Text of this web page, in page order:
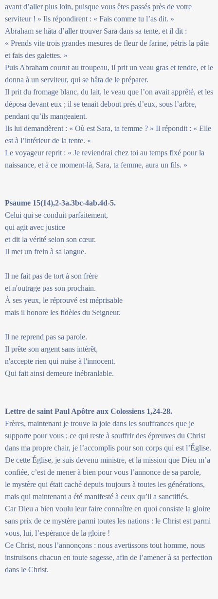
avant d’aller plus loin, puisque vous êtes passés près de votre
serviteur ! » Ils répondirent : « Fais comme tu l’as dit. »
Abraham se hâta d’aller trouver Sara dans sa tente, et il dit :
« Prends vite trois grandes mesures de fleur de farine, pétris la pâte
et fais des galettes. »
Puis Abraham courut au troupeau, il prit un veau gras et tendre, et le
donna à un serviteur, qui se hâta de le préparer.
Il prit du fromage blanc, du lait, le veau que l’on avait apprêté, et les
déposa devant eux ; il se tenait debout près d’eux, sous l’arbre,
pendant qu’ils mangeaient.
Ils lui demandèrent : « Où est Sara, ta femme ? » Il répondit : « Elle
est à l’intérieur de la tente. »
Le voyageur reprit : « Je reviendrai chez toi au temps fixé pour la
naissance, et à ce moment-là, Sara, ta femme, aura un fils. »
Psaume 15(14),2-3a.3bc-4ab.4d-5.
Celui qui se conduit parfaitement,
qui agit avec justice
et dit la vérité selon son cœur.
Il met un frein à sa langue.
Il ne fait pas de tort à son frère
et n'outrage pas son prochain.
À ses yeux, le réprouvé est méprisable
mais il honore les fidèles du Seigneur.
Il ne reprend pas sa parole.
Il prête son argent sans intérêt,
n'accepte rien qui nuise à l'innocent.
Qui fait ainsi demeure inébranlable.
Lettre de saint Paul Apôtre aux Colossiens 1,24-28.
Frères, maintenant je trouve la joie dans les souffrances que je
supporte pour vous ; ce qui reste à souffrir des épreuves du Christ
dans ma propre chair, je l’accomplis pour son corps qui est l’Église.
De cette Église, je suis devenu ministre, et la mission que Dieu m’a
confiée, c’est de mener à bien pour vous l’annonce de sa parole,
le mystère qui était caché depuis toujours à toutes les générations,
mais qui maintenant a été manifesté à ceux qu’il a sanctifiés.
Car Dieu a bien voulu leur faire connaître en quoi consiste la gloire
sans prix de ce mystère parmi toutes les nations : le Christ est parmi
vous, lui, l’espérance de la gloire !
Ce Christ, nous l’annonçons : nous avertissons tout homme, nous
instruisons chacun en toute sagesse, afin de l’amener à sa perfection
dans le Christ.